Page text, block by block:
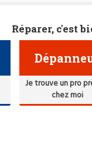
Réparer, c'est
Je trouve un pro
chez moi